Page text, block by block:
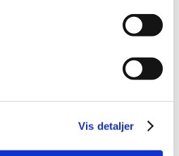
Vis detaljer